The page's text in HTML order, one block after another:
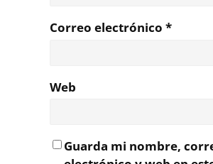
Correo electrónico *
Web
Guarda mi nombre,